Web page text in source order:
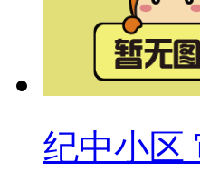
纪中小区